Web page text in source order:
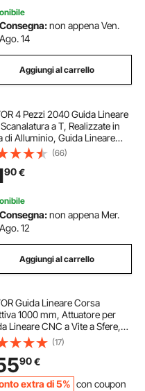
Consegna:non appena Ven.
Ago. 14
Aggiungi al carrello
4 Pezzi 2040 Guida Lineare
a T, Realizzate in
di Alluminio, Guida Lineare
Estruso ad Alta
per Stampante,
Laser, Nero 1000 mm
(66)
90€
Consegna:non appena Mer.
Ago. 12
Aggiungi al carrello
Guida Lineare Corsa
1000 mm, Attuatore per
Lineare CNC a Vite a Sfere,
Passo-passo Nema 23,
Movimento per Macchina
Fresatrice CNC,
3D
(17)
90€
extra di 5% con coupon